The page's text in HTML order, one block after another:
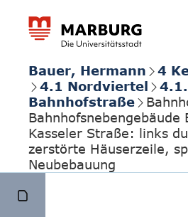
Bauer, Hermann
4
4.1 Nordviertel
Bahnhofstraße
Bahnhofsnebengebäude
Kasseler Straße: links
zerstörte Häuserzeile,
Neubebauung